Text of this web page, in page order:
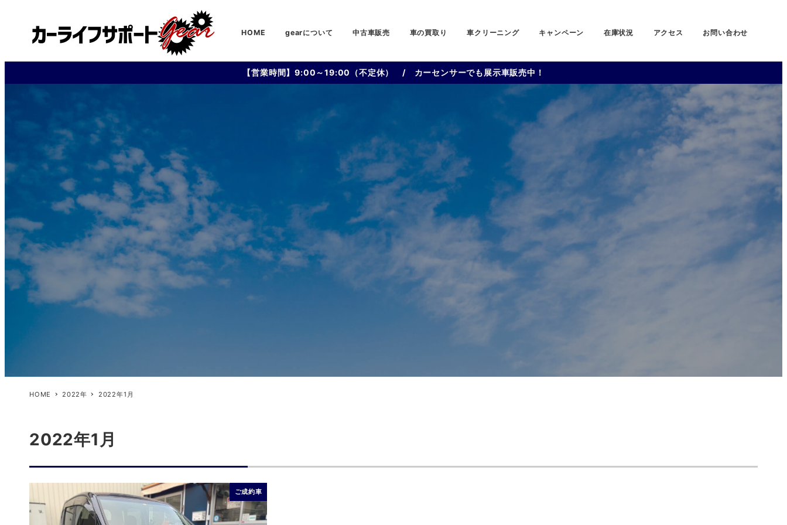
HOME gearについて 中古車販売 車の買取り 車クリーニング キャンペーン 在庫状況 アクセス お問い合わせ
【営業時間】9:00～19:00（不定休） / カーセンサーでも展示車販売中！
HOME 2022年 2022年1月
2022年1月
ご成約車